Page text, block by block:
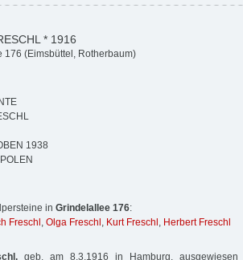
* 1916
176 (Eimsbüttel, Rotherbaum)
1938
in Grindelallee 176:
Freschl , Olga Freschl , Kurt Freschl , Herbert Freschl
geb. am 8.3.1916 in Hamburg,